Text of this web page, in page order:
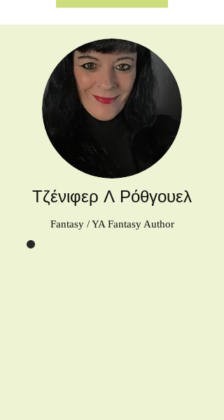
Τζένιφερ Λ Ρόθγουελ
Fantasy / YA Fantasy Author